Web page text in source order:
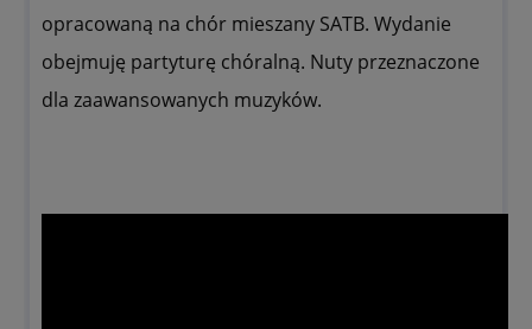
opracowaną na chór mieszany SATB. Wydanie
obejmuję partyturę chóralną. Nuty przeznaczone
dla zaawansowanych muzyków.